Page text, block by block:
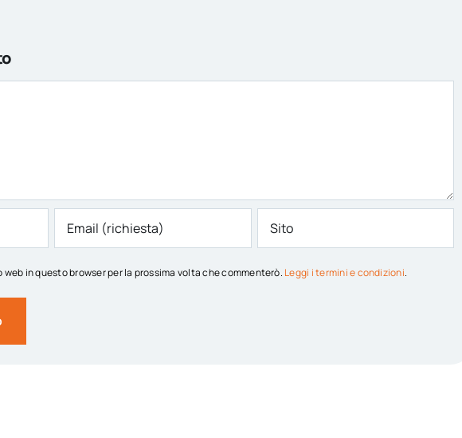
web in questo browser per la prossima volta che commenterò. Leggi i termini e condizioni.